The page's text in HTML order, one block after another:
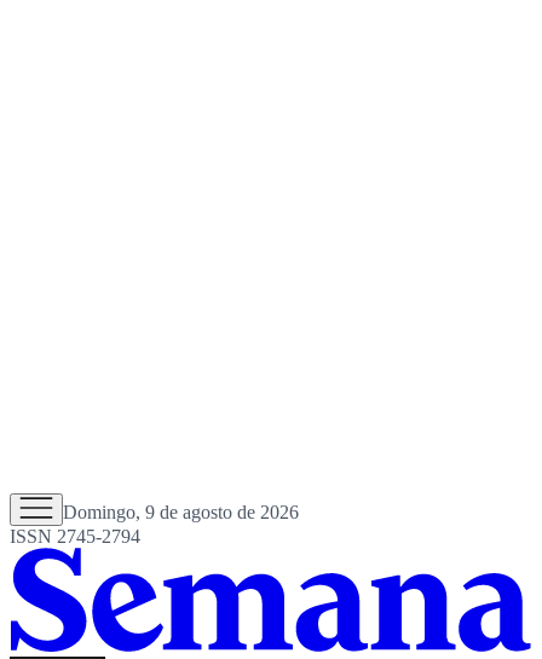
Domingo, 9 de agosto de 2026
ISSN 2745-2794